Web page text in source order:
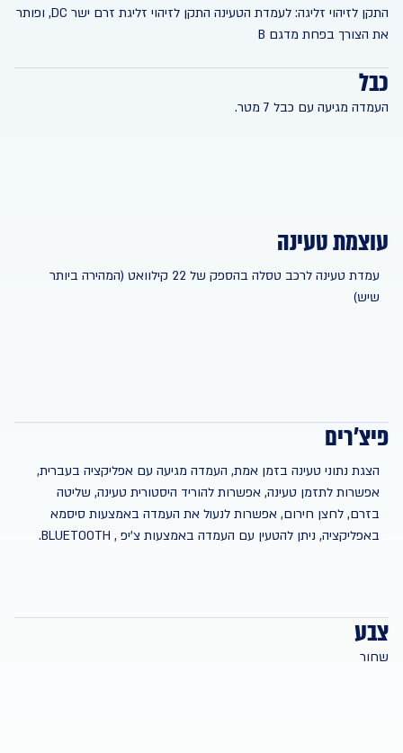
התקן לזיהוי זליגה: לעמדת הטעינה התקן לזיהוי זליגת זרם ישר DC, ופותר
את הצורך בפחת מדגם B
כבל
העמדה מגיעה עם כבל 7 מטר.
עוצמת טעינה
עמדת טעינה לרכב טסלה בהספק של 22 קילוואט (המהירה ביותר
שיש)
פיצ'רים
הצגת נתוני טעינה בזמן אמת, העמדה מגיעה עם אפליקציה בעברית,
אפשרות לתזמן טעינה, אפשרות להוריד היסטורית טעינה, שליטה
בזרם, לחצן חירום, אפשרות לנעול את העמדה באמצעות סיסמא
באפליקציה, ניתן להטעין עם העמדה באמצעות צ'יפ , BLUETOOTH.
צבע
שחור